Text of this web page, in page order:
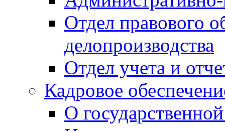
Отдел правового
делопроизводства
Отдел учета и
Кадровое
О